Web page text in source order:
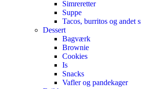
Simreretter
Suppe
Tacos, burritos og andet
Dessert
Bagværk
Brownie
Cookies
Is
Snacks
Vafler og pandekager